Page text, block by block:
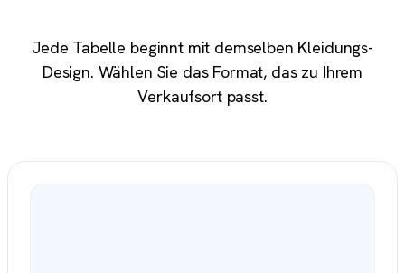
Jede Tabelle beginnt mit demselben Kleidungs-
Design. Wählen Sie das Format, das zu Ihrem
Verkaufsort passt.